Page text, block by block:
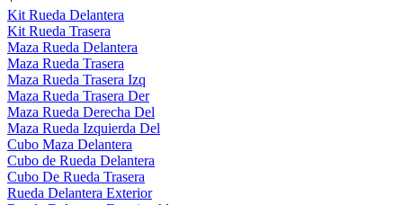
Kit Rueda Delantera
Kit Rueda Trasera
Maza Rueda Delantera
Maza Rueda Trasera
Maza Rueda Trasera Izq
Maza Rueda Trasera Der
Maza Rueda Derecha Del
Maza Rueda Izquierda Del
Cubo Maza Delantera
Cubo de Rueda Delantera
Cubo De Rueda Trasera
Rueda Delantera Exterior